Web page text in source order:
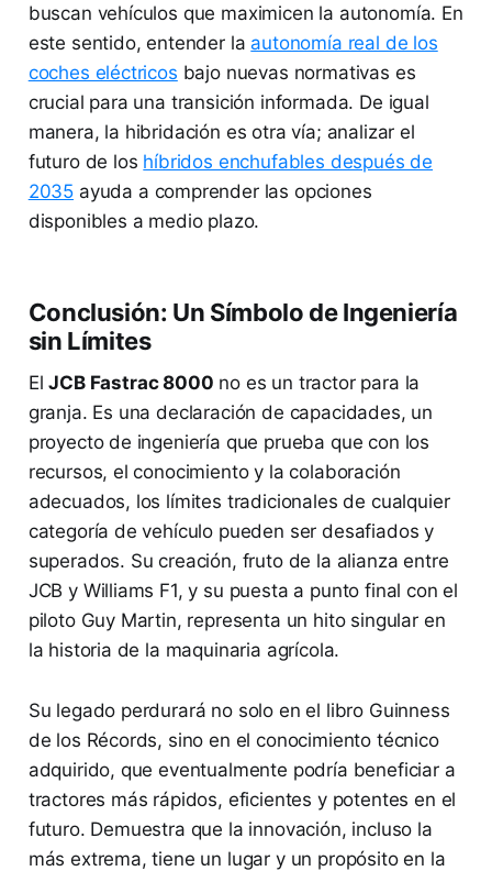
buscan vehículos que maximicen la autonomía. En
este sentido, entender la autonomía real de los
coches eléctricos bajo nuevas normativas es
crucial para una transición informada. De igual
manera, la hibridación es otra vía; analizar el
futuro de los híbridos enchufables después de
2035 ayuda a comprender las opciones
disponibles a medio plazo.
Conclusión: Un Símbolo de Ingeniería
sin Límites
ElJCB Fastrac 8000 no es un tractor para la
granja. Es una declaración de capacidades, un
proyecto de ingeniería que prueba que con los
recursos, el conocimiento y la colaboración
adecuados, los límites tradicionales de cualquier
categoría de vehículo pueden ser desafiados y
superados. Su creación, fruto de la alianza entre
JCB y Williams F1, y su puesta a punto final con el
piloto Guy Martin, representa un hito singular en
la historia de la maquinaria agrícola.
Su legado perdurará no solo en el libro Guinness
de los Récords, sino en el conocimiento técnico
adquirido, que eventualmente podría beneficiar a
tractores más rápidos, eficientes y potentes en el
futuro. Demuestra que la innovación, incluso la
más extrema, tiene un lugar y un propósito en la